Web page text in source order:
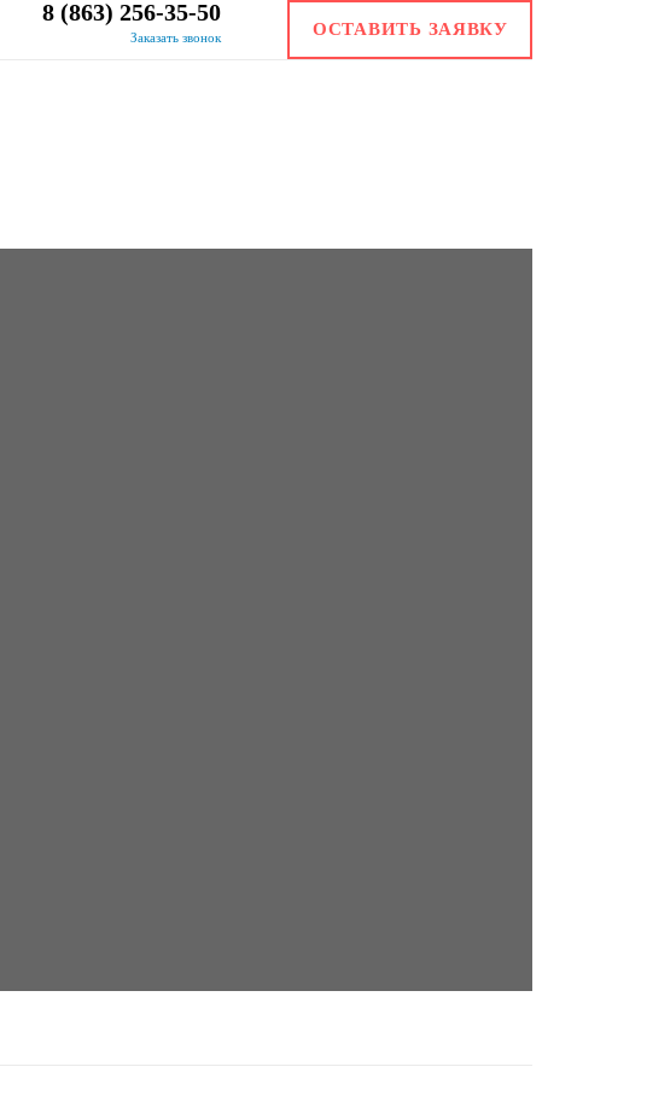
8 (863) 256-35-50
Заказать звонок ОСТАВИТЬ ЗАЯВКУ